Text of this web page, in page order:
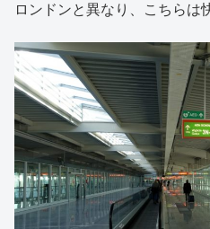
ロンドンと異なり、こちらは